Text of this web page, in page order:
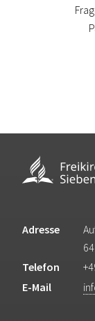
Adresse
Telefon
E-Mail